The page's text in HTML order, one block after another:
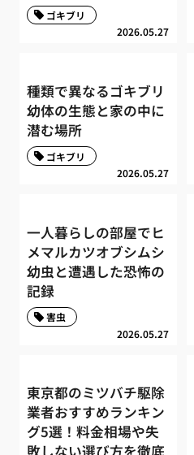
2026.05.27
ゴキブリ
種類で異なるゴキブリ
幼体の生態と家の中に
潜む場所
2026.05.27
ゴキブリ
一人暮らしの部屋でヒ
メマルカツオブシムシ
幼虫と遭遇した恐怖の
記録
2026.05.27
害虫
東京都のミツバチ駆除
業者おすすめランキン
グ5選！料金相場や失